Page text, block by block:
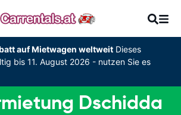
auf Mietwagen weltweitDieses
bis 11. August 2026 - nutzen Sie es
Dschidda